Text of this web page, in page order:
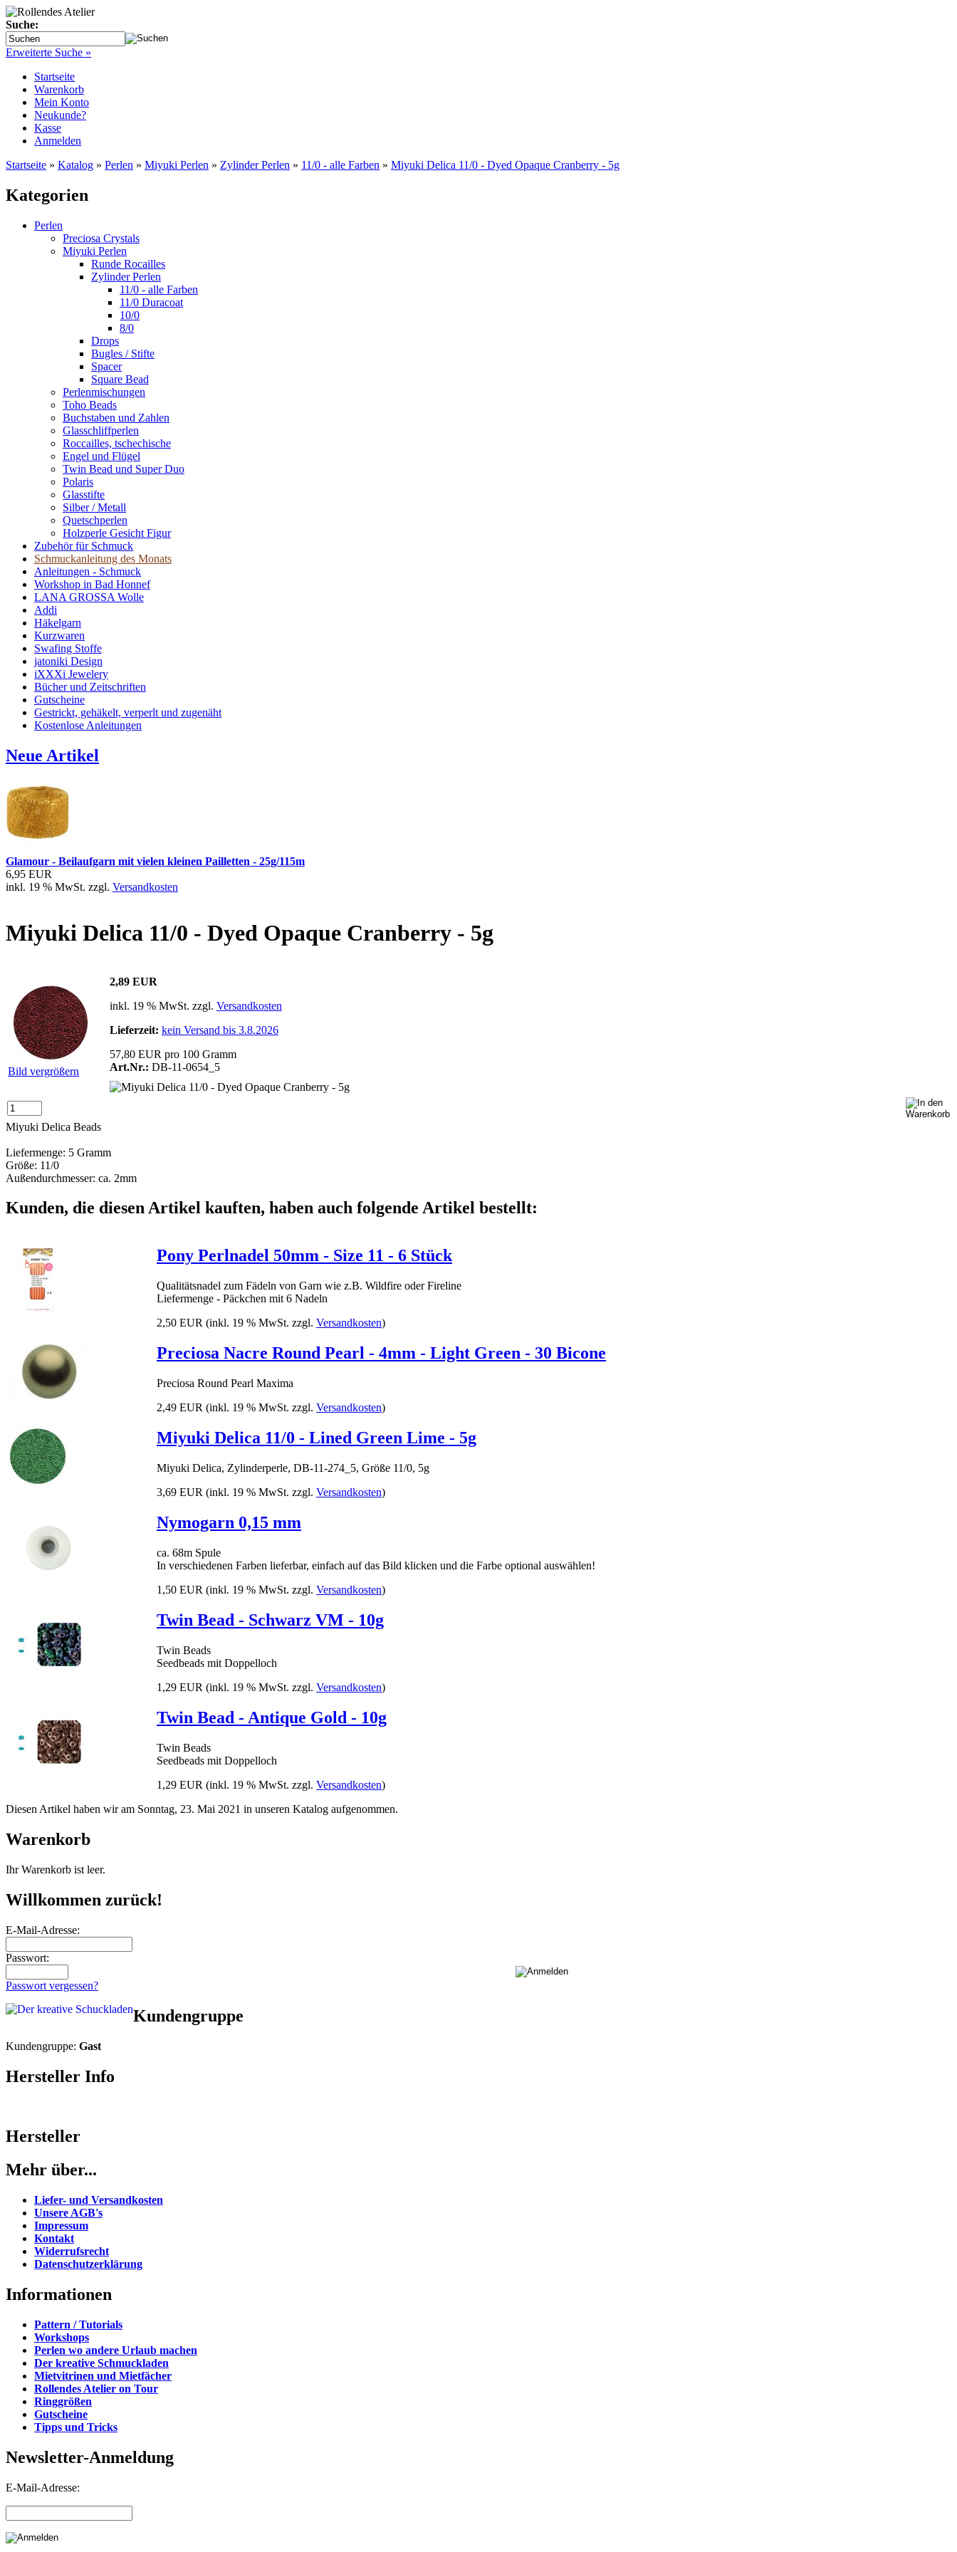
Suche:
Erweiterte Suche »
Startseite
Warenkorb
Mein Konto
Neukunde?
Kasse
Anmelden
Startseite » Katalog » Perlen » Miyuki Perlen » Zylinder Perlen » 11/0 - alle Farben » Miyuki Delica 11/0 - Dyed Opaque Cranberry - 5g
Kategorien
Perlen
Preciosa Crystals
Miyuki Perlen
Runde Rocailles
Zylinder Perlen
11/0 - alle Farben
11/0 Duracoat
10/0
8/0
Drops
Bugles / Stifte
Spacer
Square Bead
Perlenmischungen
Toho Beads
Buchstaben und Zahlen
Glasschliffperlen
Roccailles, tschechische
Engel und Flügel
Twin Bead und Super Duo
Polaris
Glasstifte
Silber / Metall
Quetschperlen
Holzperle Gesicht Figur
Zubehör für Schmuck
Schmuckanleitung des Monats
Anleitungen - Schmuck
Workshop in Bad Honnef
LANA GROSSA Wolle
Addi
Häkelgarn
Kurzwaren
Swafing Stoffe
jatoniki Design
iXXXi Jewelery
Bücher und Zeitschriften
Gutscheine
Gestrickt, gehäkelt, verperlt und zugenäht
Kostenlose Anleitungen
Neue Artikel
Glamour - Beilaufgarn mit vielen kleinen Pailletten - 25g/115m
6,95 EUR
inkl. 19 % MwSt. zzgl. Versandkosten
Miyuki Delica 11/0 - Dyed Opaque Cranberry - 5g
Bild vergrößern
2,89 EUR
inkl. 19 % MwSt. zzgl. Versandkosten
Lieferzeit: kein Versand bis 3.8.2026
57,80 EUR pro 100 Gramm
Art.Nr.: DB-11-0654_5
Miyuki Delica Beads
Liefermenge: 5 Gramm
Größe: 11/0
Außendurchmesser: ca. 2mm
Kunden, die diesen Artikel kauften, haben auch folgende Artikel bestellt:
Pony Perlnadel 50mm - Size 11 - 6 Stück
Qualitätsnadel zum Fädeln von Garn wie z.B. Wildfire oder Fireline
Liefermenge - Päckchen mit 6 Nadeln
2,50 EUR (inkl. 19 % MwSt. zzgl. Versandkosten)
Preciosa Nacre Round Pearl - 4mm - Light Green - 30 Bicone
Preciosa Round Pearl Maxima
2,49 EUR (inkl. 19 % MwSt. zzgl. Versandkosten)
Miyuki Delica 11/0 - Lined Green Lime - 5g
Miyuki Delica, Zylinderperle, DB-11-274_5, Größe 11/0, 5g
3,69 EUR (inkl. 19 % MwSt. zzgl. Versandkosten)
Nymogarn 0,15 mm
ca. 68m Spule
In verschiedenen Farben lieferbar, einfach auf das Bild klicken und die Farbe optional auswählen!
1,50 EUR (inkl. 19 % MwSt. zzgl. Versandkosten)
Twin Bead - Schwarz VM - 10g
Twin Beads
Seedbeads mit Doppelloch
1,29 EUR (inkl. 19 % MwSt. zzgl. Versandkosten)
Twin Bead - Antique Gold - 10g
Twin Beads
Seedbeads mit Doppelloch
1,29 EUR (inkl. 19 % MwSt. zzgl. Versandkosten)
Diesen Artikel haben wir am Sonntag, 23. Mai 2021 in unseren Katalog aufgenommen.
Warenkorb
Ihr Warenkorb ist leer.
Willkommen zurück!
E-Mail-Adresse:
Passwort:
Passwort vergessen?
Kundengruppe
Kundengruppe: Gast
Hersteller Info
Hersteller
Mehr über...
Liefer- und Versandkosten
Unsere AGB's
Impressum
Kontakt
Widerrufsrecht
Datenschutzerklärung
Informationen
Pattern / Tutorials
Workshops
Perlen wo andere Urlaub machen
Der kreative Schmuckladen
Mietvitrinen und Mietfächer
Rollendes Atelier on Tour
Ringgrößen
Gutscheine
Tipps und Tricks
Newsletter-Anmeldung
E-Mail-Adresse: